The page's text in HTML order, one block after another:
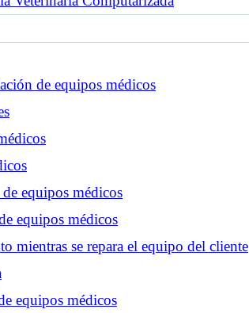
de equipos médicos
equipos médicos
equipos médicos
mientras se repara el equipo del cliente
equipos médicos